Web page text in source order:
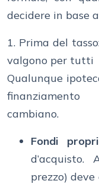
decidere in base
1. Prima del
valgono per tutti
Qualunque
cambiano.
Fondi
prezzo) deve